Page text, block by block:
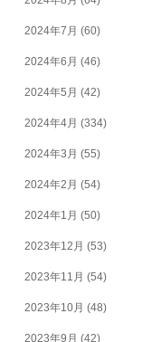
2024年7月 (60)
2024年6月 (46)
2024年5月 (42)
2024年4月 (334)
2024年3月 (55)
2024年2月 (54)
2024年1月 (50)
2023年12月 (53)
2023年11月 (54)
2023年10月 (48)
2023年9月 (42)